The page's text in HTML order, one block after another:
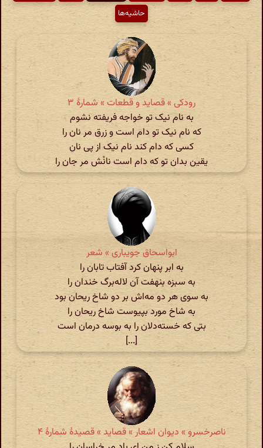
حاشیه‌ها
رودکی » قصاید و قطعات » شمارهٔ ۳
به نام نیک تو خواجه فریفته نشوم
که نام نیک تو دام است و زرق مر نان را
کسی که دام کند نام نیک از پی نان
یقین بدان تو که دام است نانْش مر جان را
ابواسحاق جویباری » شعر
به ابر پنهان کرد آفتاب تابان را
به سبزه بنهفت آن لاله‌برگ خندان را
به سوی هر دو مه‌اش بر دو شاخ ریحان بود
به شاخ مورد بپیوست شاخ ریحان را
بتی که خسته‌دلان را به بوسه درمان است
[...]
ناصرخسرو » دیوان اشعار » قصاید » قصیدهٔ شمارهٔ ۴